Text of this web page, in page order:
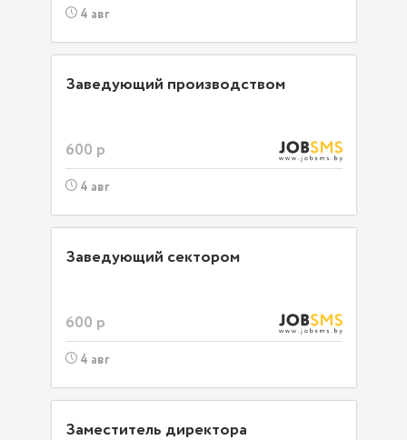
4 авг
Заведующий производством
600 р
4 авг
Заведующий сектором
600 р
4 авг
Заместитель директора